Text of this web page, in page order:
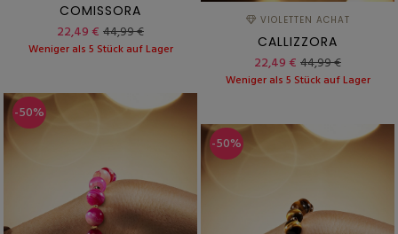
COMISSORA
22,49 € 44,99 €
Weniger als 5 Stück auf Lager
VIOLETTEN ACHAT
CALLIZZORA
22,49 € 44,99 €
Weniger als 5 Stück auf Lager
-50%
-50%